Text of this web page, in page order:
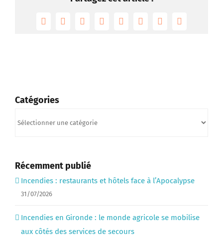
FacebookTwitterRedditLinkedInTumblrPinterest
Vk Email
Catégories
Récemment publié
Incendies : restaurants et hôtels face à l’Apocalypse
31/07/2026
Incendies en Gironde : le monde agricole se mobilise
aux côtés des services de secours